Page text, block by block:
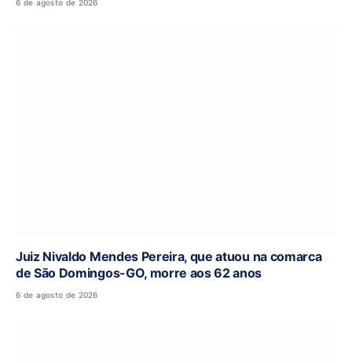
6 de agosto de 2026
Juiz Nivaldo Mendes Pereira, que atuou na comarca
de São Domingos-GO, morre aos 62 anos
6 de agosto de 2026